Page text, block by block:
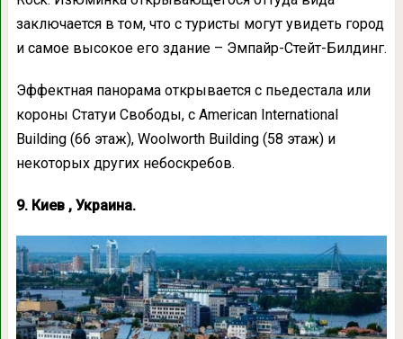
заключается в том, что с туристы могут увидеть город
и самое высокое его здание – Эмпайр-Cтейт-Билдинг.
Эффектная панорама открывается с пьедестала или
короны Статуи Свободы, с American International
Building (66 этаж), Woolworth Building (58 этаж) и
некоторых других небоскребов.
9. Киев , Украина.